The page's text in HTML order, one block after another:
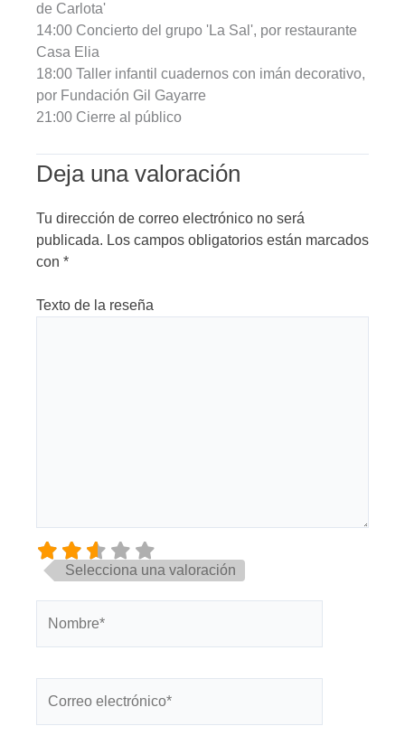
de Carlota'
14:00 Concierto del grupo 'La Sal', por restaurante
Casa Elia
18:00 Taller infantil cuadernos con imán decorativo,
por Fundación Gil Gayarre
21:00 Cierre al público
Deja una valoración
Tu dirección de correo electrónico no será
publicada. Los campos obligatorios están marcados
con *
Texto de la reseña
Selecciona una valoración
electrónico*